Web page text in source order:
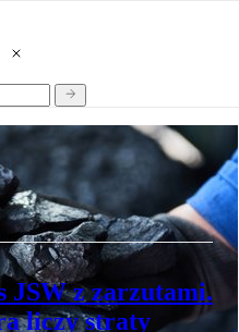
węgla spadki.
JSW z zarzutami.
liczy straty